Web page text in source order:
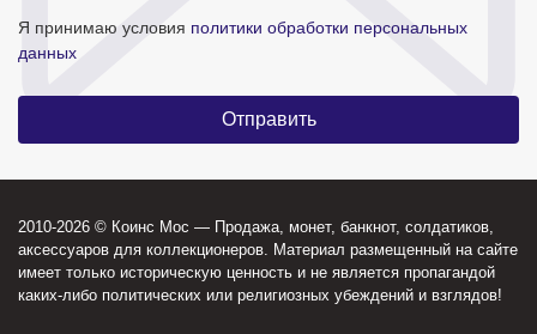
Я принимаю условия политики обработки персональных
данных
2010-2026 © Коинс Мос — Продажа, монет, банкнот, солдатиков,
аксессуаров для коллекционеров. Материал размещенный на сайте
имеет только историческую ценность и не является пропагандой
каких-либо политических или религиозных убеждений и взглядов!